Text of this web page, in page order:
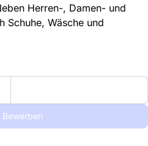
Herren-, Damen- und
Schuhe, Wäsche und